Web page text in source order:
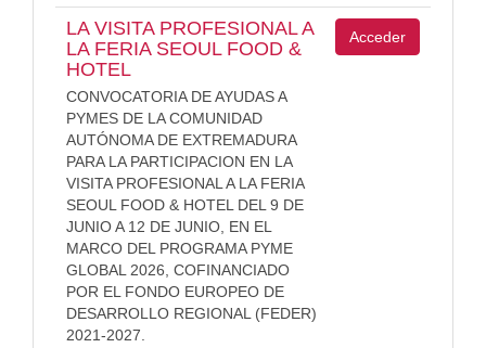
LA VISITA PROFESIONAL A
LA FERIA SEOUL FOOD &
HOTEL
CONVOCATORIA DE AYUDAS A
PYMES DE LA COMUNIDAD
AUTÓNOMA DE EXTREMADURA
PARA LA PARTICIPACION EN LA
VISITA PROFESIONAL A LA FERIA
SEOUL FOOD & HOTEL DEL 9 DE
JUNIO A 12 DE JUNIO, EN EL
MARCO DEL PROGRAMA PYME
GLOBAL 2026, COFINANCIADO
POR EL FONDO EUROPEO DE
DESARROLLO REGIONAL (FEDER)
2021-2027.
Acceder